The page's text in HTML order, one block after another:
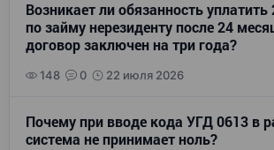
Возникает ли обязанность уплатить
по займу нерезиденту после 24
договор заключен на три года?
148 0 22 июля 2026
Почему при вводе кода УГД 0613 в
система не принимает ноль?